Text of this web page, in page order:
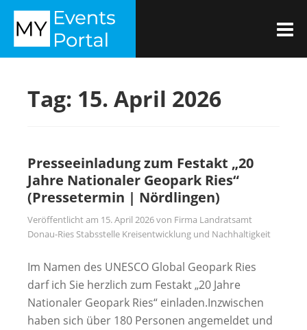
Zum
Inhalt
springen
MYEVENTSPORTAL
Tag: 15. April 2026
Presseeinladung zum Festakt „20
Jahre Nationaler Geopark Ries“
(Pressetermin | Nördlingen)
Veröffentlicht am 15. April 2026von Firma Landratsamt
Donau-Ries Stabsstelle Kreisentwicklung und Nachhaltigkeit
Im Namen des UNESCO Global Geopark Ries
darf ich Sie herzlich zum Festakt „20 Jahre
Nationaler Geopark Ries“ einladen.Inzwischen
haben sich über 180 Personen angemeldet und